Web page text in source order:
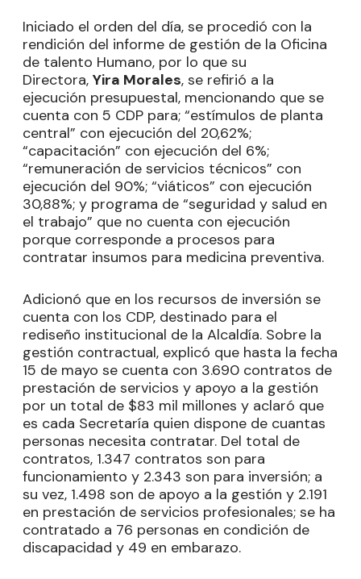
Iniciado el orden del día, se procedió con la
rendición del informe de gestión de la Oficina
de talento Humano, por lo que su
Directora, Yira Morales, se refirió a la
ejecución presupuestal, mencionando que se
cuenta con 5 CDP para; “estímulos de planta
central” con ejecución del 20,62%;
“capacitación” con ejecución del 6%;
“remuneración de servicios técnicos” con
ejecución del 90%; “viáticos” con ejecución
30,88%; y programa de “seguridad y salud en
el trabajo” que no cuenta con ejecución
porque corresponde a procesos para
contratar insumos para medicina preventiva.
Adicionó que en los recursos de inversión se
cuenta con los CDP, destinado para el
rediseño institucional de la Alcaldía. Sobre la
gestión contractual, explicó que hasta la fecha
15 de mayo se cuenta con 3.690 contratos de
prestación de servicios y apoyo a la gestión
por un total de $83 mil millones y aclaró que
es cada Secretaría quien dispone de cuantas
personas necesita contratar. Del total de
contratos, 1.347 contratos son para
funcionamiento y 2.343 son para inversión; a
su vez, 1.498 son de apoyo a la gestión y 2.191
en prestación de servicios profesionales; se ha
contratado a 76 personas en condición de
discapacidad y 49 en embarazo.